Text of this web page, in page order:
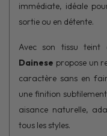
immédiate, idéale
sortie ou en détente.
Avec son tissu teint
Dainese propose un
caractère sans en
une finition
aisance naturelle,
tous les styles.